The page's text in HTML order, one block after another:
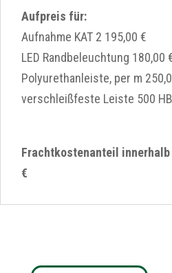
Aufpreis für:
Aufnahme KAT 2 195,00 €
LED Randbeleuchtung 180,00
Polyurethanleiste, per m
verschleißfeste Leiste 500
Frachtkostenanteil
€